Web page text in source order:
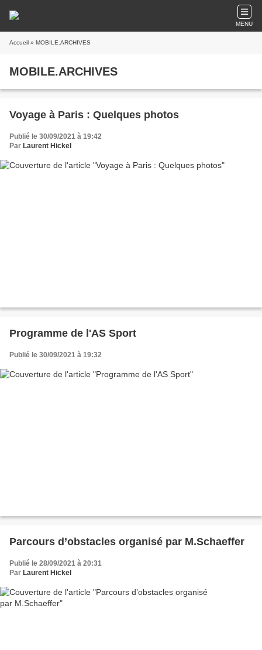
MENU
Accueil » MOBILE.ARCHIVES
MOBILE.ARCHIVES
Voyage à Paris : Quelques photos
Publié le 30/09/2021 à 19:42
Par Laurent Hickel
Programme de l'AS Sport
Publié le 30/09/2021 à 19:32
Parcours d’obstacles organisé par M.Schaeffer
Publié le 28/09/2021 à 20:31
Par Laurent Hickel